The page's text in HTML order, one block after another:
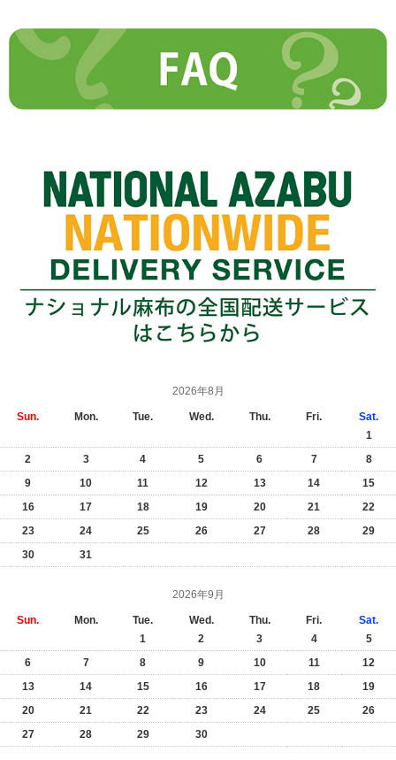
2026年8月
Sun. Mon. Tue. Wed. Thu. Fri.
Sat.
1
2
3 4 5 6 7
8
9
10 11 12 13 14
15
16
17 18 19 20 21
22
23
24 25 26 27 28
29
30
31
2026年9月
Sun. Mon. Tue. Wed. Thu. Fri.
Sat.
1
2 3 4
5
6
7 8 9 10 11
12
13
14 15 16 17 18
19
20
21 22 23 24 25
26
27
28 29 30